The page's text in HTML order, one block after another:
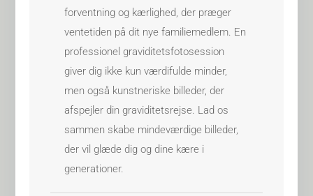
forventning og kærlighed, der præger
ventetiden på dit nye familiemedlem. En
professionel graviditetsfotosession
giver dig ikke kun værdifulde minder,
men også kunstneriske billeder, der
afspejler din graviditetsrejse. Lad os
sammen skabe mindeværdige billeder,
der vil glæde dig og dine kære i
generationer.